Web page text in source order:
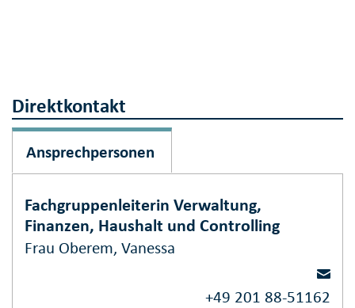
Direktkontakt
Ansprechpersonen
Fachgruppenleiterin Verwaltung,
Finanzen, Haushalt und Controlling
Frau Oberem, Vanessa
+49 201 88-51162